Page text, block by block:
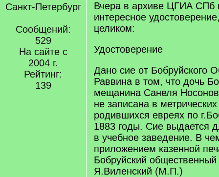
Санкт-Петербург
Сообщений:
529
На сайте с
2004 г.
Рейтинг:
139
Вчера в архиве ЦГИА СПб
интересное
целиком:
Удостоверение
Дано сие от Бобруйского
Раввина в том, что дочь
мещанина Санеля
не записана в метрических
родившихся евреях по
1883 годы. Сие выдается
в учебное заведение. В
приложением казенной
Бобруйский
Я.Виленский (М.П.)